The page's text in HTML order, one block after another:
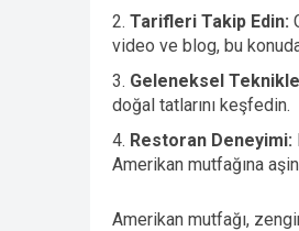
Tarifleri Takip Edin:
video ve blog, bu
Geleneksel
doğal tatlarını keşfedin.
Restoran Deneyimi:
Amerikan mutfağına
Amerikan mutfağı,